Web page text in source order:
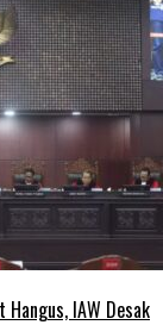
IAW Desak